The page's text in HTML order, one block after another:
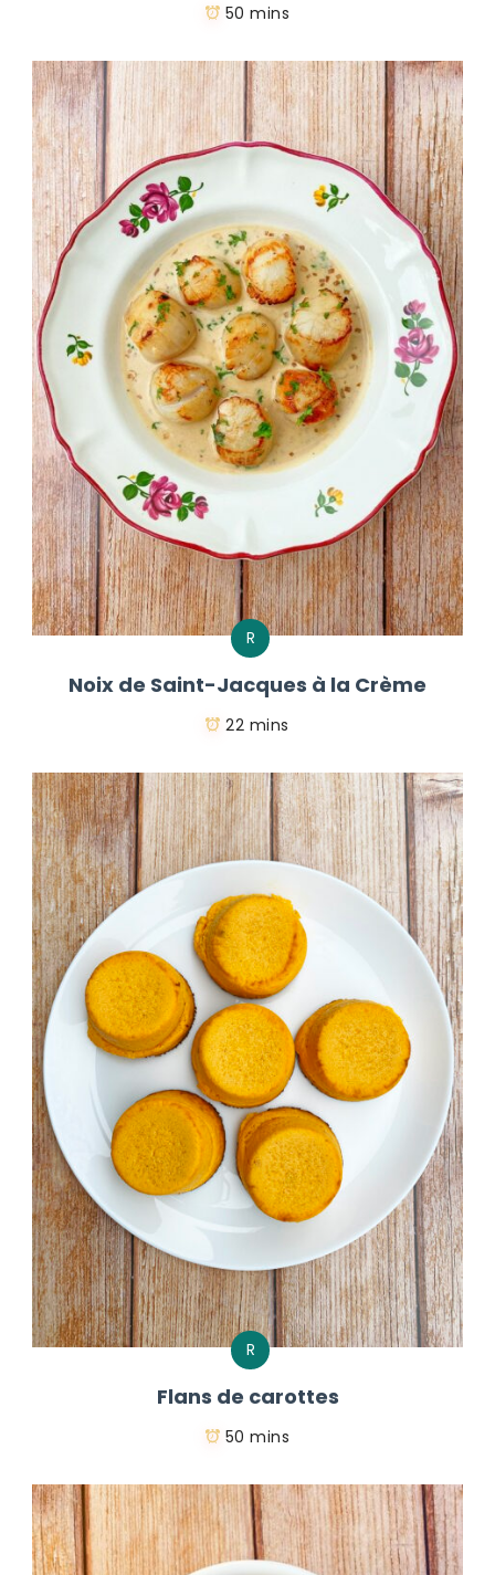
50 mins
R
Noix de Saint-Jacques à la Crème
22 mins
R
Flans de carottes
50 mins